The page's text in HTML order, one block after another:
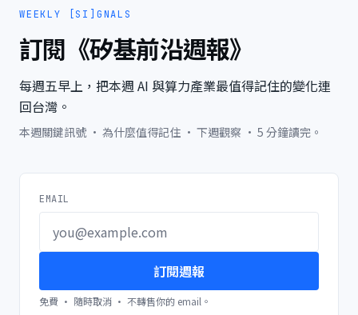
WEEKLY [SI]GNALS
訂閱《矽基前沿週報》
每週五早上，把本週 AI 與算力產業最值得記住的變化連
回台灣。
本週關鍵訊號 · 為什麼值得記住 · 下週觀察 · 5 分鐘讀完。
EMAIL
訂閱週報
免費 · 隨時取消 · 不轉售你的 email。